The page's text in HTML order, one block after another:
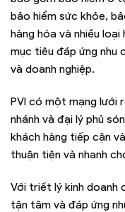
bảo hiểm sức khỏe,
hàng hóa và nhiều
mục tiêu đáp ứng nhu
và doanh nghiệp.
PVI có một mạng lưới
nhánh và đại lý phủ
khách hàng tiếp cận
thuận tiện và nhanh
Với triết lý kinh doanh
tận tâm và đáp ứng